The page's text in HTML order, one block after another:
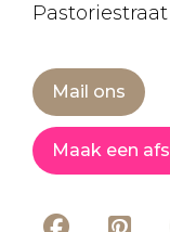
Pastoriestraat
Mail ons
Maak een